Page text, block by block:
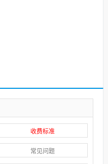
收费标准
常见问题